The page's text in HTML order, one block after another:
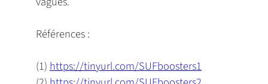
Références :
(1)https://tinyurl.com/SUFboosters1